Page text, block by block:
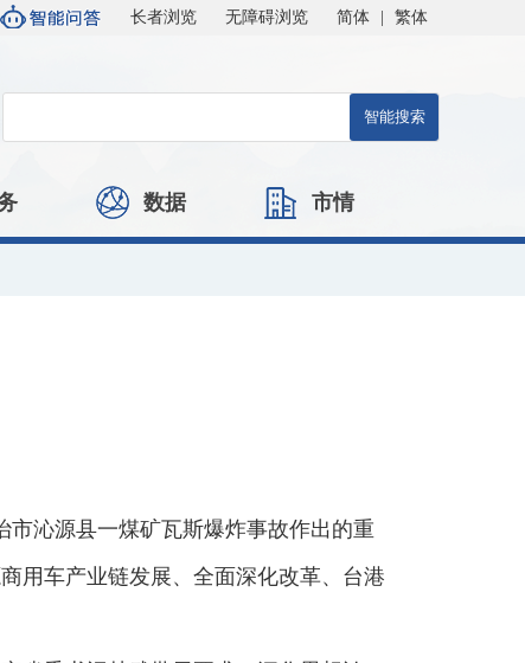
长者浏览 无障碍浏览 简体 繁体
数据 市情
沁源县一煤矿瓦斯爆炸事故作出的重
用车产业链发展、全面深化改革、台港